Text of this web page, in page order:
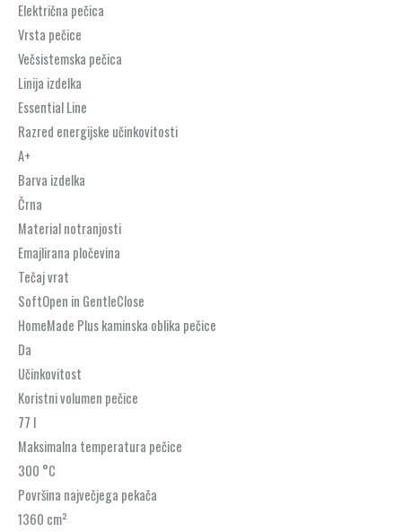
Električna pečica
Vrsta pečice
Večsistemska pečica
Linija izdelka
Essential Line
Razred energijske učinkovitosti
A+
Barva izdelka
Črna
Material notranjosti
Emajlirana pločevina
Tečaj vrat
SoftOpen in GentleClose
HomeMade Plus kaminska oblika pečice
Da
Učinkovitost
Koristni volumen pečice
77 l
Maksimalna temperatura pečice
300 °C
Površina največjega pekača
1360 cm²